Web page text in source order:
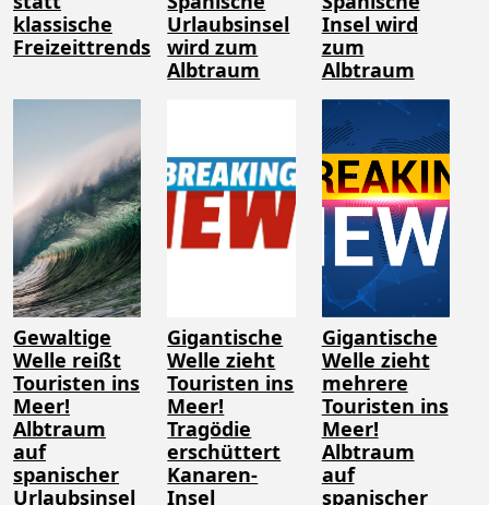
klassische
Freizeittrends
Urlaubsinsel
wird zum
Albtraum
Insel wird
zum
Albtraum
Gewaltige
Welle reißt
Touristen ins
Meer!
Albtraum
auf
spanischer
Urlaubsinsel
Gigantische
Welle zieht
Touristen ins
Meer!
Tragödie
erschüttert
Kanaren-
Insel
Gigantische
Welle zieht
mehrere
Touristen ins
Meer!
Albtraum
auf
spanischer